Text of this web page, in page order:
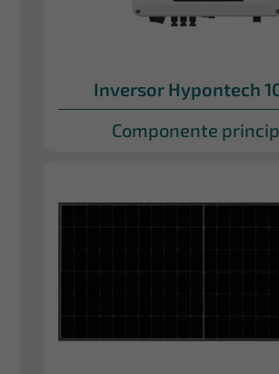
Inversor Hypontech
Componente